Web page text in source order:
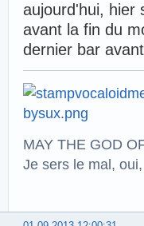
aujourd'hui, hier
avant la fin du
dernier bar
MAY THE GOD
Je sers le mal,